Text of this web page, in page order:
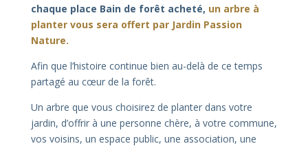
chaque place Bain de forêt acheté, un arbre à
planter vous sera offert par Jardin Passion
Nature.
Afin que l’histoire continue bien au-delà de ce temps
partagé au cœur de la forêt.
Un arbre que vous choisirez de planter dans votre
jardin, d’offrir à une personne chère, à votre commune,
vos voisins, un espace public, une association, une